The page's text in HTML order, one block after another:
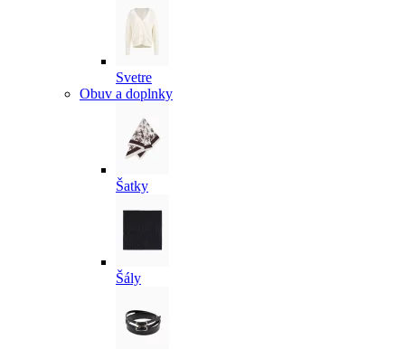
Svetre
Obuv a doplnky
Šatky
Šály